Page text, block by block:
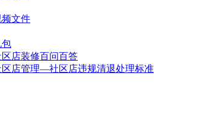
文件
包
店装修百问百答
区店管理—社区店违规清退处理标准